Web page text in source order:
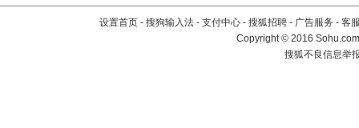
设置首页 - 搜狗输入法 - 支付中心 - 搜狐招聘 - 广告服务 - 客
Copyright©2016
搜狐不良信息举